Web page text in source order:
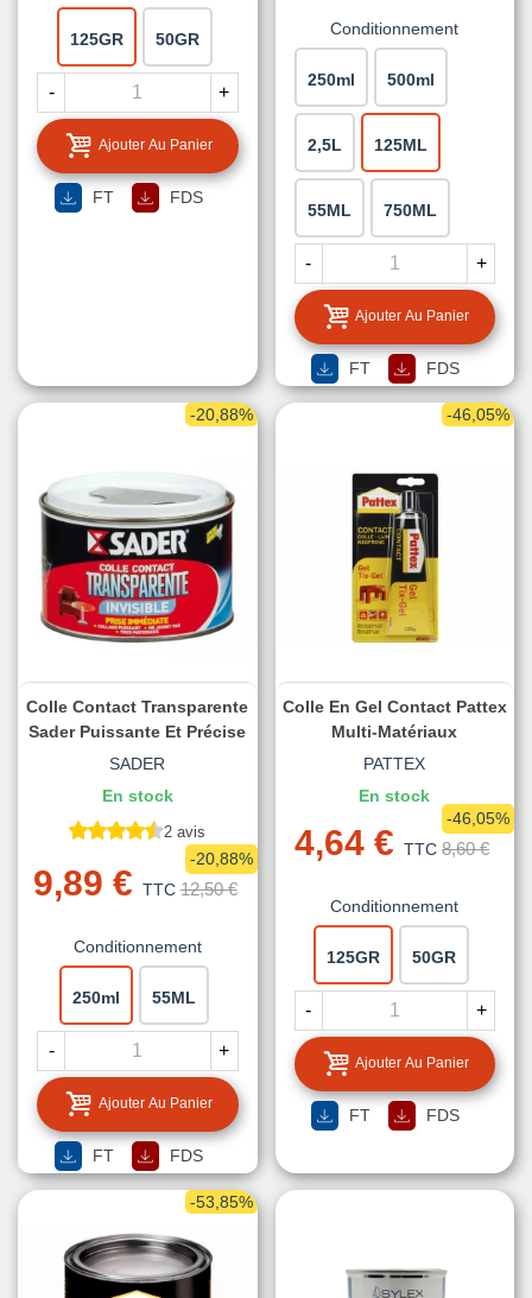
125GR 50GR
- +
Ajouter Au Panier
FT FDS
Conditionnement
250ml 500ml
2,5L 125ML
55ML 750ML
- +
Ajouter Au Panier
FT FDS
-20,88%
Colle Contact Transparente
Sader Puissante Et Précise
SADER
En stock
2 avis
9,89 € TTC 12,50 €
-20,88%
Conditionnement
250ml 55ML
- +
Ajouter Au Panier
FT FDS
-46,05%
Colle En Gel Contact Pattex
Multi-Matériaux
PATTEX
En stock
4,64 € TTC 8,60 €
-46,05%
Conditionnement
125GR 50GR
- +
Ajouter Au Panier
FT FDS
-53,85%